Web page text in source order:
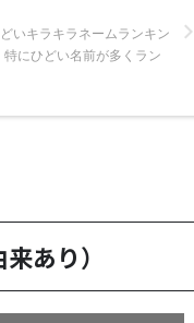
いキラキラネームランキン
にひどい名前が多くラン
あり）